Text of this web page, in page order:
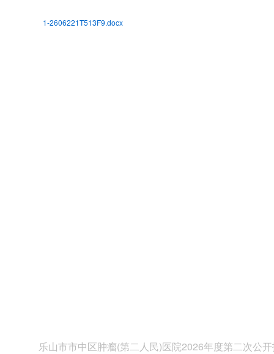
1-2606221T513F9.docx
乐山市市中区肿瘤(第二人民)医院2026年度第二次公